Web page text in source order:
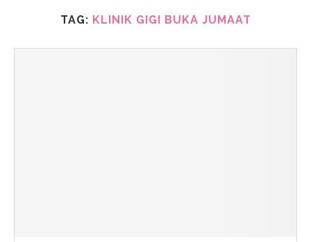
TAG: KLINIK GIGI BUKA JUMAAT